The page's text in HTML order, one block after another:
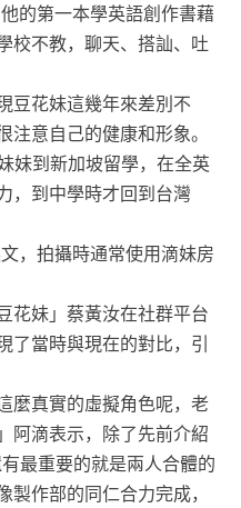
的第一本學英語創作書藉
校不教，聊天、搭訕、吐
豆花妹這幾年來差別不
意自己的健康和形象。
妹到新加坡留學，在全英
，到中學時才回到台灣
，拍攝時通常使用滴妹房
花妹」蔡黃汝在社群平台
了當時與現在的對比，引
麼真實的虛擬角色呢，老
阿滴表示，除了先前介紹
最重要的就是兩人合體的
製作部的同仁合力完成，